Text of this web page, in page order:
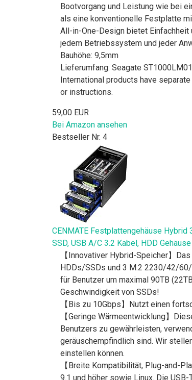
Bootvorgang und Leistung wie bei
als eine konventionelle Festplatte
All-in-One-Design bietet
jedem Betriebssystem und jeder
Bauhöhe: 9,5mm
Lieferumfang: Seagate
International products have
or instructions.
59,00 EUR
Bei Amazon ansehen
Bestseller Nr. 4
CENMATE Festplattengehäuse
SSD, USB A/C 3.2 Kabel, HDD
【Innovativer Hybrid-Speicher】
HDDs/SSDs und 3 M.2 2230/42/
für Benutzer um maximal 90TB
Geschwindigkeit von SSDs!
【Bis zu 10Gbps】Nutzt einen
【Geringe Wärmeentwicklung】
Benutzers zu gewährleisten,
geräuschempfindlich sind. Wir
einstellen können.
【Breite Kompatibilität, Plug-and-
9.1 und höher sowie Linux. Die